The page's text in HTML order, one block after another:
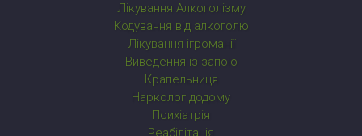
Лікування Алкоголізму
Кодування від алкоголю
Лікування ігроманії
Виведення із запою
Крапельниця
Нарколог додому
Психіатрія
Реабілітація